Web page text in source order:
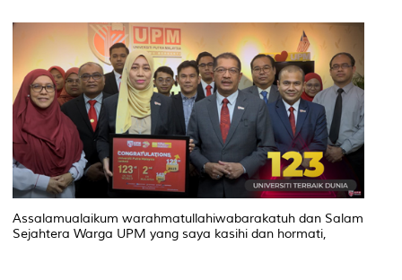
Assalamualaikum warahmatullahiwabarakatuh dan Salam
Sejahtera Warga UPM yang saya kasihi dan hormati,